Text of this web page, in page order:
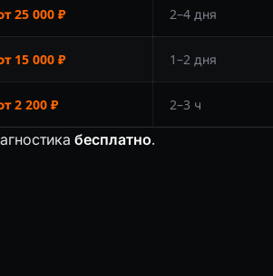
25 000 ₽ 2–4 дня
15 000 ₽ 1–2 дня
2 200 ₽ 2–3 ч
бесплатно.